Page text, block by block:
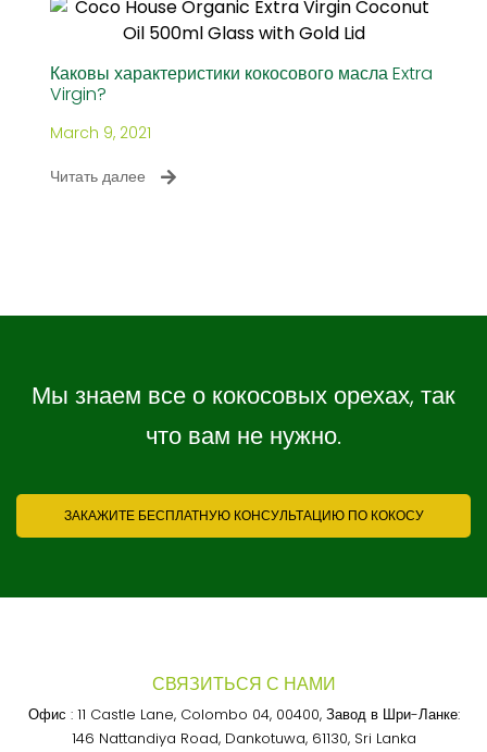
Каковы характеристики кокосового масла Extra
Virgin?
March 9, 2021
Читать далее
Мы знаем все о кокосовых орехах, так
что вам не нужно.
ЗАКАЖИТЕ БЕСПЛАТНУЮ КОНСУЛЬТАЦИЮ ПО КОКОСУ
СВЯЗИТЬСЯ С НАМИ
Офис : 11 Castle Lane, Colombo 04, 00400, Завод в Шри-Ланке:
146 Nattandiya Road, Dankotuwa, 61130, Sri Lanka